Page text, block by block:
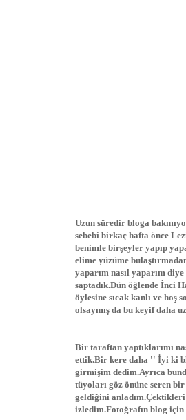
Uzun süredir bloga
sebebi birkaç hafta önce
benimle birşeyler yapıp
elime yüzüme
yaparım nasıl yaparım
saptadık.Dün öğlende İnci
öylesine sıcak kanlı ve hoş
olsaymış da bu keyif daha
Bir taraftan yaptıklarımı
ettik.Bir kere daha '' İyi ki
girmişim dedim.Ayrıca
tüyoları göz önüne seren
geldiğini
izledim.Fotoğrafın blog